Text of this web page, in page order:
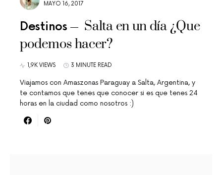
MAYO 16, 2017
Destinos
Salta en un día ¿Que
podemos hacer?
1,9K VIEWS 3 MINUTE READ
Viajamos con Amaszonas Paraguay a Salta, Argentina, y
te contamos que tenes que conocer si es que tenes 24
horas en la ciudad como nosotros :)